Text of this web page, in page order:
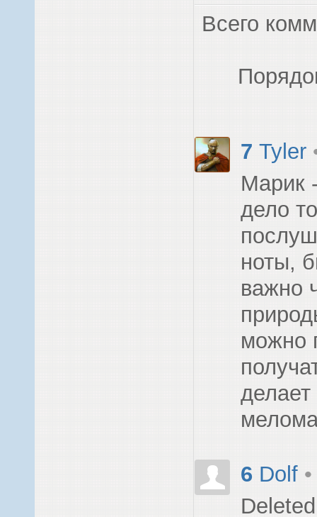
Всего
7 Tyler
Марик
дело
ноты,
важно
можно
6 Dolf
Deleted